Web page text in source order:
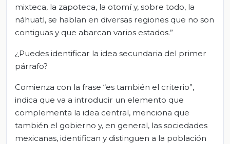
mixteca, la zapoteca, la otomí y, sobre todo, la
náhuatl, se hablan en diversas regiones que no son
contiguas y que abarcan varios estados.”
¿Puedes identificar la idea secundaria del primer
párrafo?
Comienza con la frase “es también el criterio”,
indica que va a introducir un elemento que
complementa la idea central, menciona que
también el gobierno y, en general, las sociedades
mexicanas, identifican y distinguen a la población